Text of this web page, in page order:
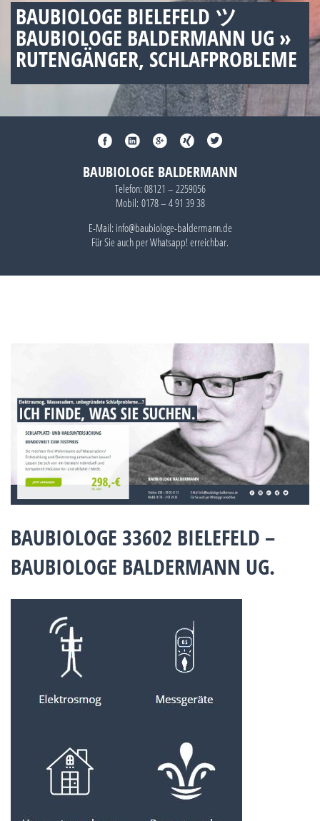
BAUBIOLOGE BIELEFELD ツ
BAUBIOLOGE BALDERMANN UG »
RUTENGÄNGER, SCHLAFPROBLEME
BAUBIOLOGE BALDERMANN
Telefon: 08121 – 2259056
Mobil: 0178 – 4 91 39 38
E-Mail: info@baubiologe-baldermann.de
Für Sie auch perWhatsapp!erreichbar.
BAUBIOLOGE 33602 BIELEFELD –
BAUBIOLOGE BALDERMANN UG.